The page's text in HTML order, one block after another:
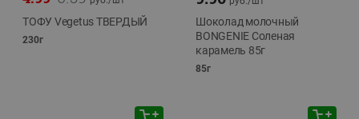
ТОФУ Vegetus ТВЕРДЫЙ
230г
Шоколад молочный
BONGENIE Соленая
карамель 85г
85г